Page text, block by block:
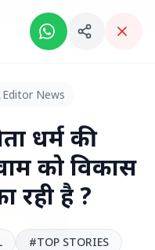
Magazine is now live.
Editor News
धर्म की
को विकास
रही है ?
#TOP STORIES